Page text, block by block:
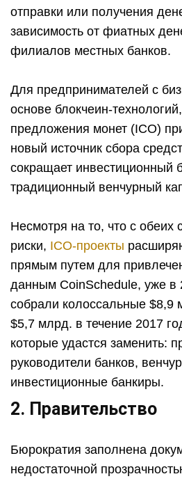
отправки или получения
зависимость от фиатных
филиалов местных банков.
Для предпринимателей с
основе блокчеин-
предложения монет (ICO)
новый источник сбора
сокращает инвестиционный
традиционный венчурный
Несмотря на то, что с обеих
риски, ICO-проекты
прямым путем для
данным CoinSchedule, уже в
собрали колоссальные $8,9
$5,7 млрд. в течение 2017
которые удастся заменить:
руководители банков,
инвестиционные банкиры.
2. Правительство
Бюрократия заполнена
недостаточной